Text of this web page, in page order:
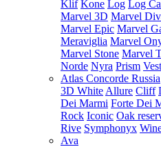
Klif Kone Log Log
Marvel 3D Marvel
Marvel Epic Marvel
Meraviglia Marvel
Marvel Stone Marvel
Norde Nyra Prism Vest
Atlas Concorde Russia
3D White Allure Cliff
Dei Marmi Forte Dei
Rock Iconic Oak
Rive Symphonyx
Ava